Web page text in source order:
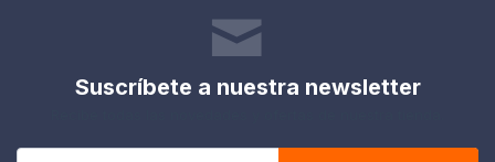
Suscríbete a nuestra newsletter